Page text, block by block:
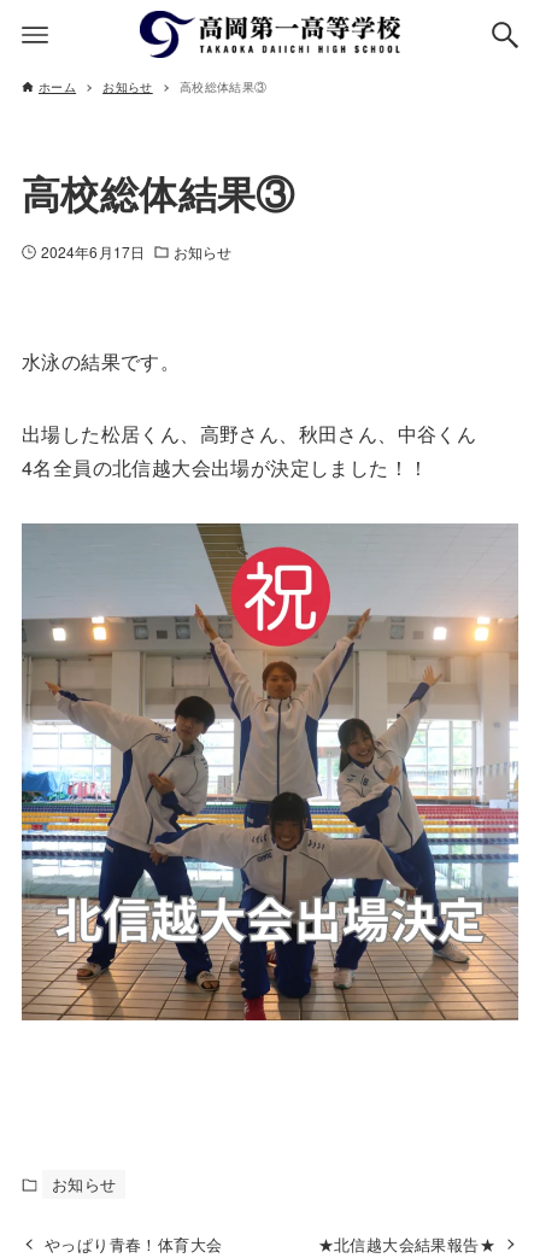
ホーム お知らせ 高校総体結果③
高校総体結果③
2024年6月17日 お知らせ
水泳の結果です。
出場した松居くん、高野さん、秋田さん、中谷くん
4名全員の北信越大会出場が決定しました！！
お知らせ
やっぱり青春！体育大会 ★北信越大会結果報告★